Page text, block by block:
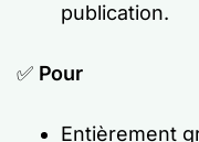
publication.
✅ Pour
Entièrement